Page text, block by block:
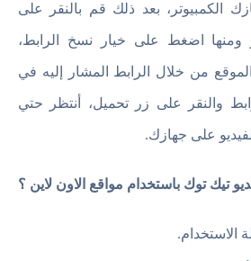
الكمبيوتر، بعد ذلك قم بالنقر على
ومنها اضغط على خيار نسخ الرابط،
من خلال الرابط المشار إليه في
والنقر على زر تحميل، أنتظر حتي
على جهازك.
تيك توك باستخدام مواقع الاون لاين ؟
الاستخدام.